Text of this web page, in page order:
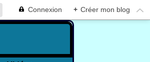
Connexion + Créer mon blog